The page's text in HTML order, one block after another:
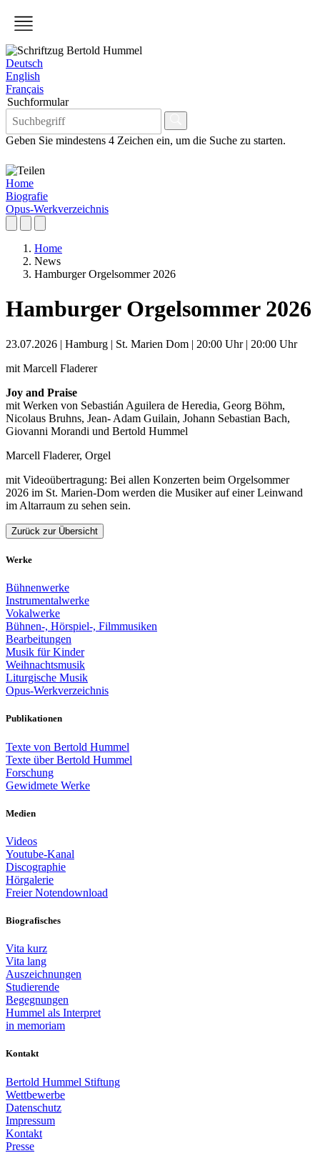
Deutsch
English
Français
Suchformular
Geben Sie mindestens 4 Zeichen ein, um die Suche zu starten.
Home
Biografie
Opus-Werkverzeichnis
Home
News
Hamburger Orgelsommer 2026
Hamburger Orgelsommer 2026
23.07.2026 | Hamburg | St. Marien Dom | 20:00 Uhr | 20:00 Uhr
mit Marcell Fladerer
Joy and Praise
mit Werken von Sebastián Aguilera de Heredia, Georg Böhm,
Nicolaus Bruhns, Jean- Adam Guilain, Johann Sebastian Bach,
Giovanni Morandi und Bertold Hummel
Marcell Fladerer, Orgel
mit Videoübertragung: Bei allen Konzerten beim Orgelsommer
2026 im St. Marien-Dom werden die Musiker auf einer Leinwand
im Altarraum zu sehen sein.
Zurück zur Übersicht
Werke
Bühnenwerke
Instrumentalwerke
Vokalwerke
Bühnen-, Hörspiel-, Filmmusiken
Bearbeitungen
Musik für Kinder
Weihnachtsmusik
Liturgische Musik
Opus-Werkverzeichnis
Publikationen
Texte von Bertold Hummel
Texte über Bertold Hummel
Forschung
Gewidmete Werke
Medien
Videos
Youtube-Kanal
Discographie
Hörgalerie
Freier Notendownload
Biografisches
Vita kurz
Vita lang
Auszeichnungen
Studierende
Begegnungen
Hummel als Interpret
in memoriam
Kontakt
Bertold Hummel Stiftung
Wettbewerbe
Datenschutz
Impressum
Kontakt
Presse